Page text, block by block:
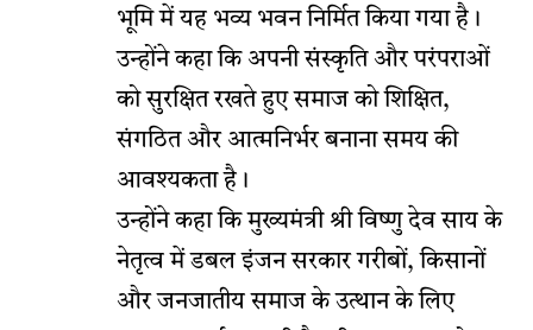
भूमि में यह भव्य भवन निर्मित किया गया है।
उन्होंने कहा कि अपनी संस्कृति और परंपराओं
को सुरक्षित रखते हुए समाज को शिक्षित,
संगठित और आत्मनिर्भर बनाना समय की
आवश्यकता है।
उन्होंने कहा कि मुख्यमंत्री श्री विष्णु देव साय के
नेतृत्व में डबल इंजन सरकार गरीबों, किसानों
और जनजातीय समाज के उत्थान के लिए